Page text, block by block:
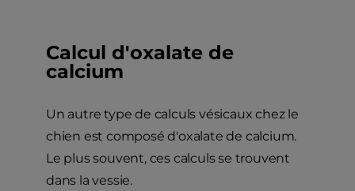
Calcul d'oxalate de
calcium
Un autre type de calculs vésicaux chez le
chien est composé d'oxalate de calcium.
Le plus souvent, ces calculs se trouvent
dans la vessie.